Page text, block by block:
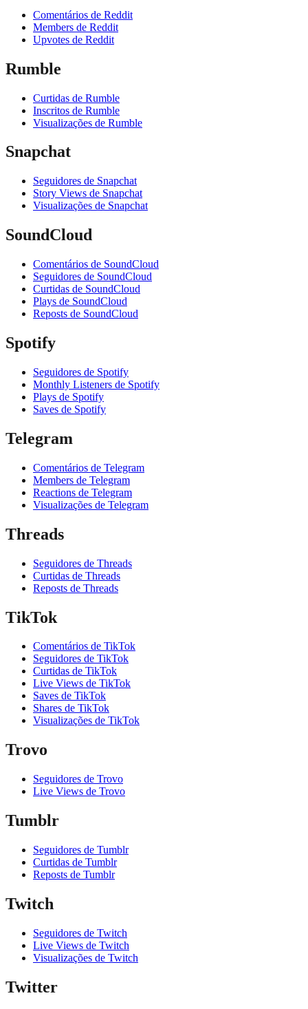
Comentários de Reddit
Members de Reddit
Upvotes de Reddit
Rumble
Curtidas de Rumble
Inscritos de Rumble
Visualizações de Rumble
Snapchat
Seguidores de Snapchat
Story Views de Snapchat
Visualizações de Snapchat
SoundCloud
Comentários de SoundCloud
Seguidores de SoundCloud
Curtidas de SoundCloud
Plays de SoundCloud
Reposts de SoundCloud
Spotify
Seguidores de Spotify
Monthly Listeners de Spotify
Plays de Spotify
Saves de Spotify
Telegram
Comentários de Telegram
Members de Telegram
Reactions de Telegram
Visualizações de Telegram
Threads
Seguidores de Threads
Curtidas de Threads
Reposts de Threads
TikTok
Comentários de TikTok
Seguidores de TikTok
Curtidas de TikTok
Live Views de TikTok
Saves de TikTok
Shares de TikTok
Visualizações de TikTok
Trovo
Seguidores de Trovo
Live Views de Trovo
Tumblr
Seguidores de Tumblr
Curtidas de Tumblr
Reposts de Tumblr
Twitch
Seguidores de Twitch
Live Views de Twitch
Visualizações de Twitch
Twitter